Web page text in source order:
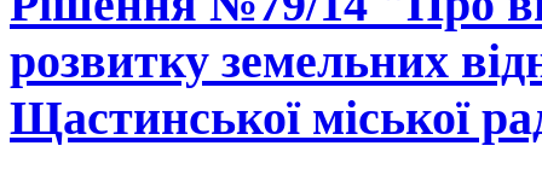
розвитку земельних
Щастинської міської